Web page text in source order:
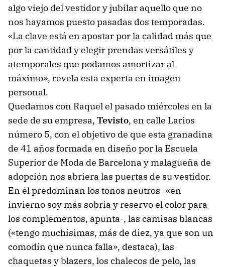
algo viejo del vestidor y jubilar aquello que no
nos hayamos puesto pasadas dos temporadas.
«La clave está en apostar por la calidad más que
por la cantidad y elegir prendas versátiles y
atemporales que podamos amortizar al
máximo», revela esta experta en imagen
personal.
Quedamos con Raquel el pasado miércoles en la
sede de su empresa, Tevisto, en calle Larios
número 5, con el objetivo de que esta granadina
de 41 años formada en diseño por la Escuela
Superior de Moda de Barcelona y malagueña de
adopción nos abriera las puertas de su vestidor.
En él predominan los tonos neutros -«en
invierno soy más sobria y reservo el color para
los complementos, apunta-, las camisas blancas
(«tengo muchísimas, más de diez, ya que son un
comodín que nunca falla», destaca), las
chaquetas y blazers, los chalecos de pelo, las